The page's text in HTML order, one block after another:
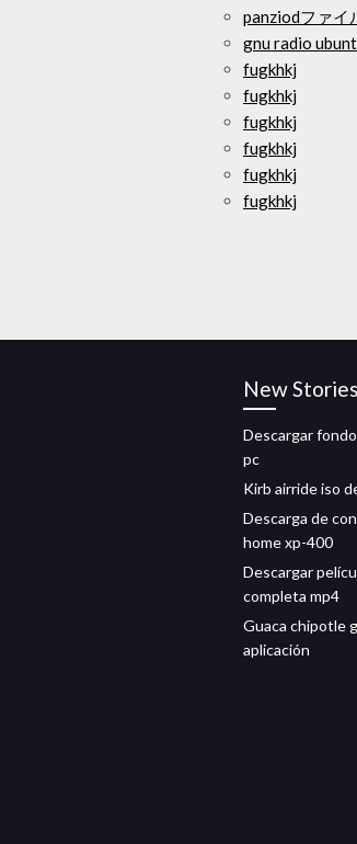
panziodファイ
gnu radio
fugkhkj
fugkhkj
fugkhkj
fugkhkj
fugkhkj
fugkhkj
New Stories
Descargar
pc
Kirb airride iso
Descarga de
home xp-400
Descargar
completa mp4
Guaca chipotle
aplicación